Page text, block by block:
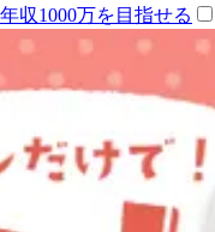
年収1000万を目指せる